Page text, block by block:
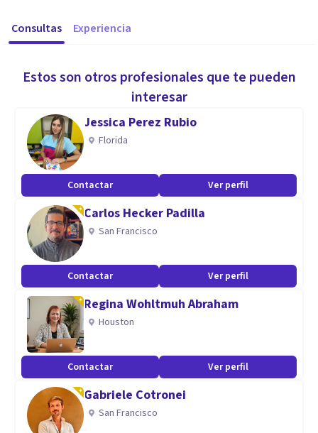
Consultas Experiencia
Estos son otros profesionales que te pueden
interesar
Jessica Perez Rubio
Florida
Contactar Ver perfil
Carlos Hecker Padilla
San Francisco
Contactar Ver perfil
Regina Wohltmuh Abraham
Houston
Contactar Ver perfil
Gabriele Cotronei
San Francisco